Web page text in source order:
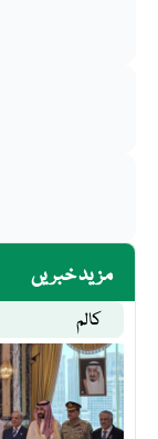
مزید خبریں
کالم